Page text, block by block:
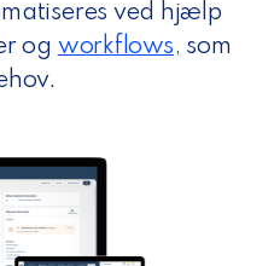
ved hjælp
og workflows, som